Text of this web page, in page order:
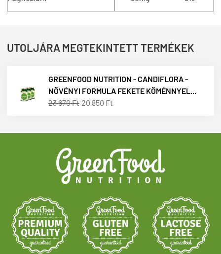
UTOLJÁRA MEGTEKINTETT TERMÉKEK
GREENFOOD NUTRITION - CANDIFLORA -
NÖVÉNYI FORMULA FEKETE KÖMÉNNYEL...
23 670 Ft 20 850 Ft